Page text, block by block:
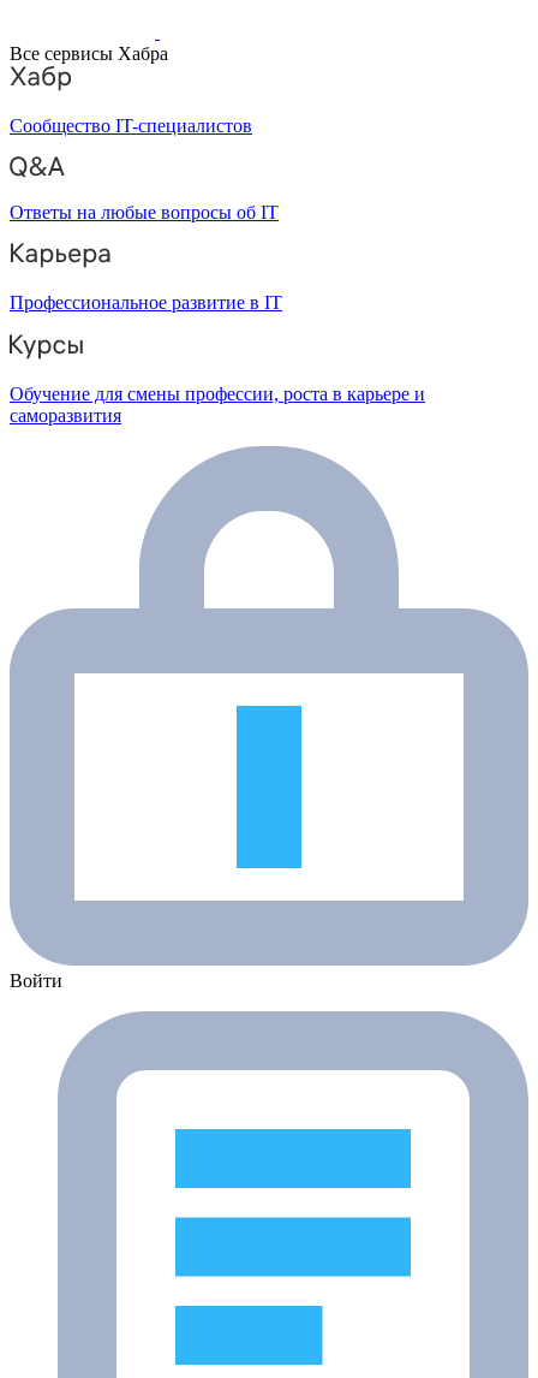
Все сервисы Хабра
Сообщество IT-специалистов
Ответы на любые вопросы об IT
Профессиональное развитие в IT
Обучение для смены профессии, роста в карьере и
саморазвития
Войти